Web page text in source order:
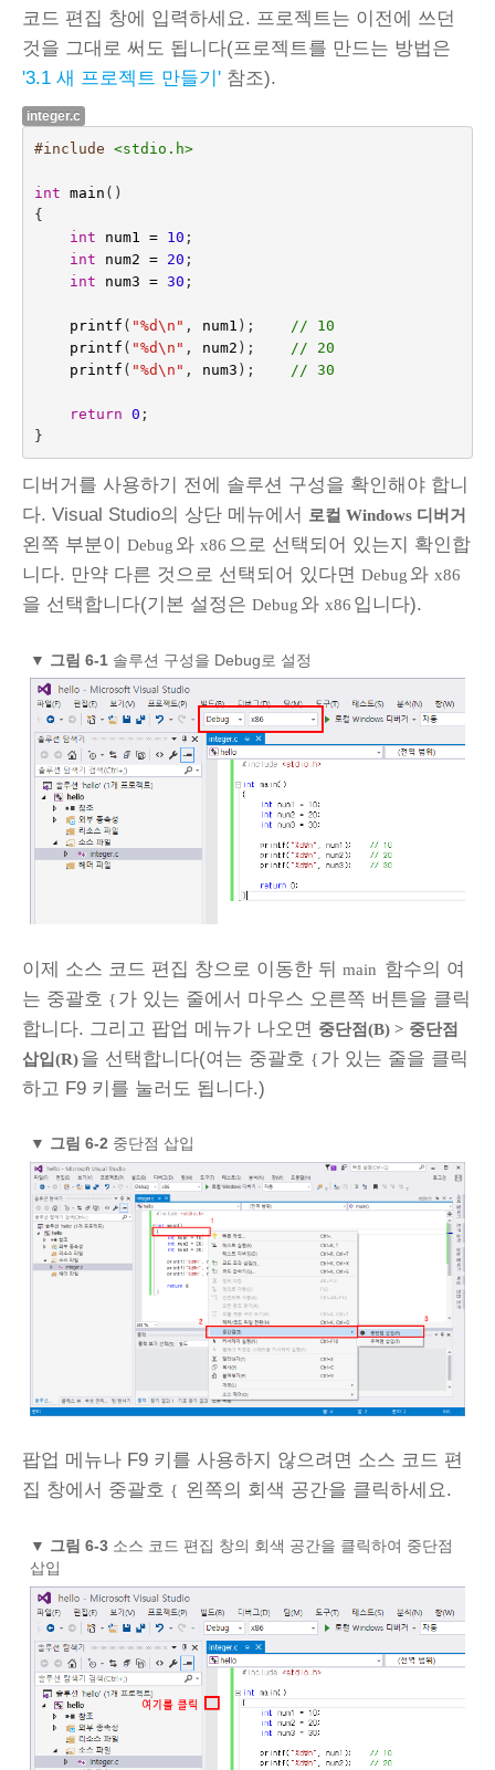
코드 편집 창에 입력하세요. 프로젝트는 이전에 쓰던
것을 그대로 써도 됩니다(프로젝트를 만드는 방법은
'3.1 새 프로젝트 만들기' 참조).
integer.c
#include <stdio.h>
int main ()
{
int
num1 = 10 ;
int
num2 = 20 ;
int
num3 = 30 ;
printf ( "%d\n " , num1 );
// 10
printf ( "%d\n " , num2 );
// 20
printf ( "%d\n " , num3 ); // 30
return 0 ;
}
디버거를 사용하기 전에 솔루션 구성을 확인해야 합니
다. Visual Studio의 상단 메뉴에서 로컬 Windows 디버거
왼쪽 부분이 Debug 와 x86 으로 선택되어 있는지 확인합
니다. 만약 다른 것으로 선택되어 있다면 Debug 와 x86
을 선택합니다(기본 설정은 Debug 와 x86 입니다).
▼ 그림 6-1솔루션 구성을 Debug로 설정
이제 소스 코드 편집 창으로 이동한 뒤 main 함수의 여
는 중괄호 { 가 있는 줄에서 마우스 오른쪽 버튼을 클릭
합니다. 그리고 팝업 메뉴가 나오면 중단점(B) > 중단점
삽입(R)을 선택합니다(여는 중괄호 { 가 있는 줄을 클릭
하고 F9 키를 눌러도 됩니다.)
▼ 그림 6-2중단점 삽입
팝업 메뉴나 F9 키를 사용하지 않으려면 소스 코드 편
집 창에서 중괄호 { 왼쪽의 회색 공간을 클릭하세요.
▼ 그림 6-3소스 코드 편집 창의 회색 공간을 클릭하여 중단점
삽입